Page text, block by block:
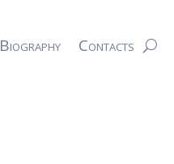
Biography Contacts